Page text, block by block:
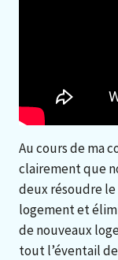
Au cours de ma
clairement que
deux résoudre
logement et
de nouveaux
tout l’éventail